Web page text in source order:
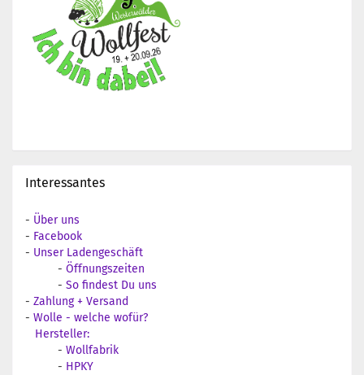
Interessantes
- Über uns
- Facebook
- Unser Ladengeschäft
- Öffnungszeiten
- So findest Du uns
- Zahlung + Versand
- Wolle - welche wofür?
Hersteller:
- Wollfabrik
- HPKY